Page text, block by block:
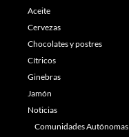
Aceite
Cervezas
Chocolates y postres
Cítricos
Ginebras
Jamón
Noticias
Comunidades Autónomas